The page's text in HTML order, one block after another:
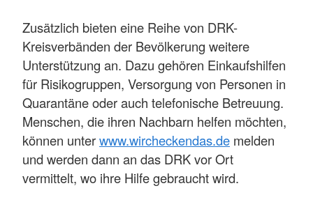
Zusätzlich bieten eine Reihe von DRK-
Kreisverbänden der Bevölkerung weitere
Unterstützung an. Dazu gehören Einkaufshilfen
für Risikogruppen, Versorgung von Personen in
Quarantäne oder auch telefonische Betreuung.
Menschen, die ihren Nachbarn helfen möchten,
können unterwww.wircheckendas.de melden
und werden dann an das DRK vor Ort
vermittelt, wo ihre Hilfe gebraucht wird.